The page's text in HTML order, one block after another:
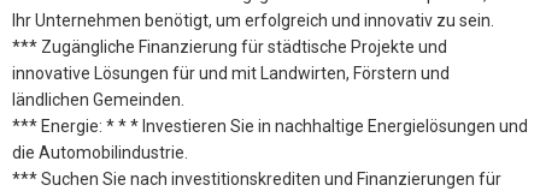
Ihr Unternehmen benötigt, um erfolgreich und innovativ zu sein.
*** Zugängliche Finanzierung für städtische Projekte und
innovative Lösungen für und mit Landwirten, Förstern und
ländlichen Gemeinden.
*** Energie: * * * Investieren Sie in nachhaltige Energielösungen und
die Automobilindustrie.
*** Suchen Sie nach investitionskrediten und Finanzierungen für